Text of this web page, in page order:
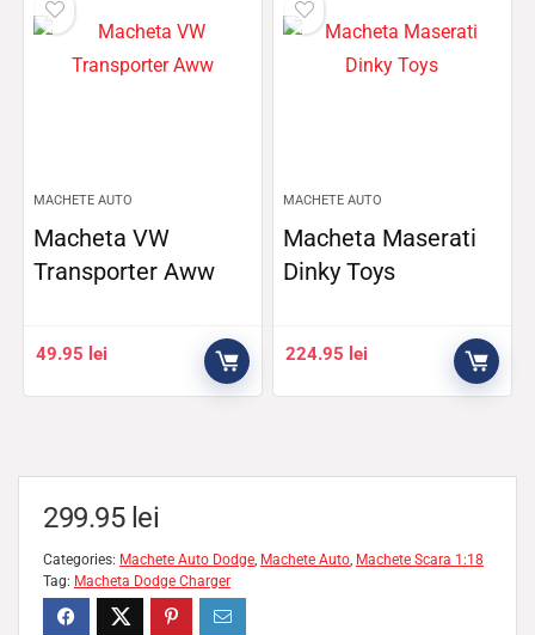
MACHETE AUTO
Macheta VW
Transporter Aww
49.95 lei
MACHETE AUTO
Macheta Maserati
Dinky Toys
224.95 lei
299.95 lei
Categories: Machete Auto Dodge, Machete Auto, Machete Scara 1:18
Tag: Macheta Dodge Charger